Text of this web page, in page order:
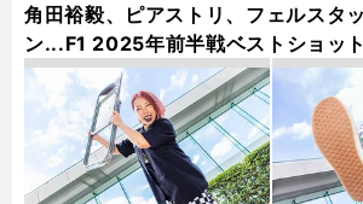
角田裕毅、ピアストリ、フェルスタ
ン...F1 2025年前半戦ベストショッ
護＆桜井淳雄】